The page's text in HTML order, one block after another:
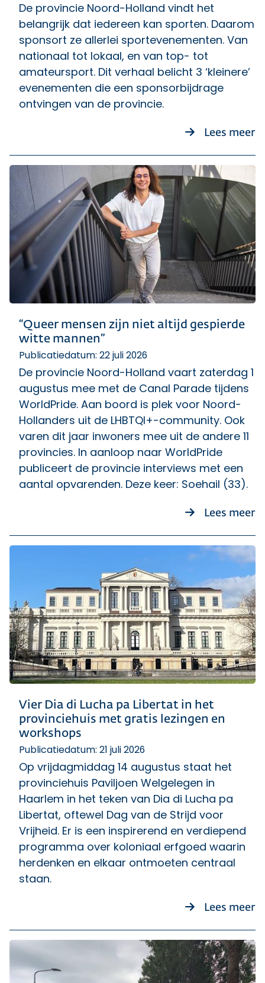
De provincie Noord-Holland vindt het
belangrijk dat iedereen kan sporten. Daarom
sponsort ze allerlei sportevenementen. Van
nationaal tot lokaal, en van top- tot
amateursport. Dit verhaal belicht 3 ‘kleinere’
evenementen die een sponsorbijdrage
ontvingen van de provincie.
Lees meer
“Queer mensen zijn niet altijd gespierde
witte mannen”
Publicatiedatum: 22 juli 2026
De provincie Noord-Holland vaart zaterdag 1
augustus mee met de Canal Parade tijdens
WorldPride. Aan boord is plek voor Noord-
Hollanders uit de LHBTQI+-community. Ook
varen dit jaar inwoners mee uit de andere 11
provincies. In aanloop naar WorldPride
publiceert de provincie interviews met een
aantal opvarenden. Deze keer: Soehail (33).
Lees meer
Vier Dia di Lucha pa Libertat in het
provinciehuis met gratis lezingen en
workshops
Publicatiedatum: 21 juli 2026
Op vrijdagmiddag 14 augustus staat het
provinciehuis Paviljoen Welgelegen in
Haarlem in het teken van Dia di Lucha pa
Libertat, oftewel Dag van de Strijd voor
Vrijheid. Er is een inspirerend en verdiepend
programma over koloniaal erfgoed waarin
herdenken en elkaar ontmoeten centraal
staan.
Lees meer